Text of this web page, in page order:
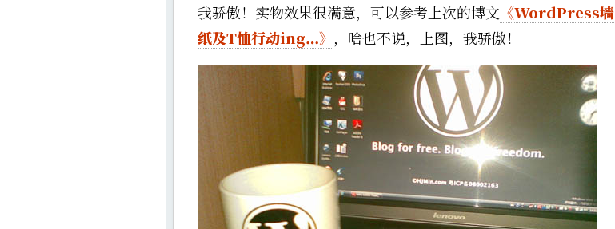
我骄傲！实物效果很满意，可以参考上次的博文 《WordPress墙
纸及T恤行动ing…》 ，啥也不说，上图，我骄傲！